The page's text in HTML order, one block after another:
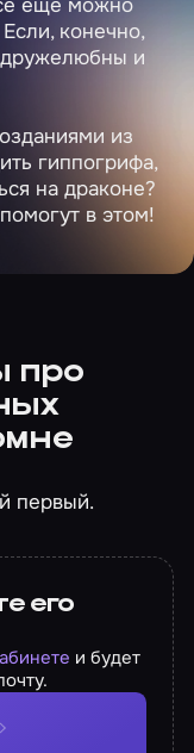
конечно,
дружелюбны и
из
гиппогрифа,
на драконе?
в этом!
про
первый.
его
и будет